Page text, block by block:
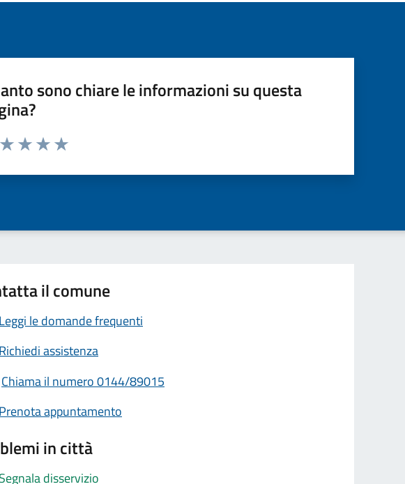
sono chiare le informazioni su questa
da 1 a 5 stelle la pagina
il comune
Leggi le domande frequenti
Richiedi assistenza
Chiama il numero 0144/89015
Prenota appuntamento
in città
Segnala disservizio